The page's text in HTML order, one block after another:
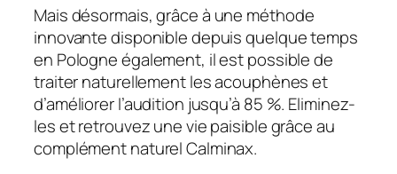
Mais désormais, grâce à une méthode
innovante disponible depuis quelque temps
en Pologne également, il est possible de
traiter naturellement les acouphènes et
d’améliorer l’audition jusqu’à 85 %. Eliminez-
les et retrouvez une vie paisible grâce au
complément naturel Calminax.